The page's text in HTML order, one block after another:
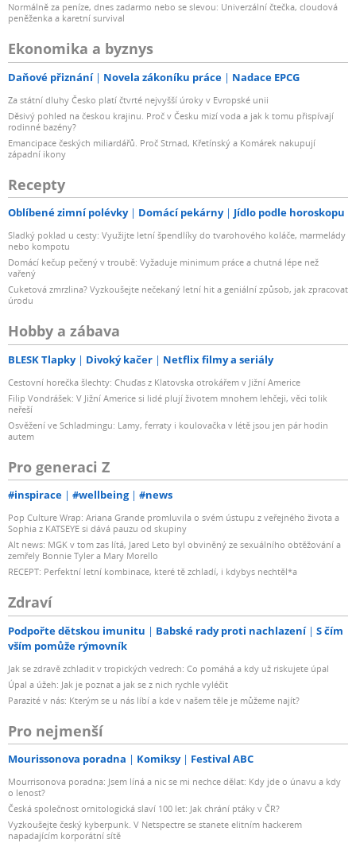
Normálně za peníze, dnes zadarmo nebo se slevou: Univerzální čtečka, cloudová
peněženka a karetní survival
Ekonomika a byznys
Daňové přiznání Novela zákoníku práce Nadace EPCG
Za státní dluhy Česko platí čtvrté nejvyšší úroky v Evropské unii
Děsivý pohled na českou krajinu. Proč v Česku mizí voda a jak k tomu přispívají
rodinné bazény?
Emancipace českých miliardářů. Proč Strnad, Křetínský a Komárek nakupují
západní ikony
Recepty
Oblíbené zimní polévky Domácí pekárny Jídlo podle horoskopu
Sladký poklad u cesty: Využijte letní špendlíky do tvarohového koláče, marmelády
nebo kompotu
Domácí kečup pečený v troubě: Vyžaduje minimum práce a chutná lépe než
vařený
Cuketová zmrzlina? Vyzkoušejte nečekaný letní hit a geniální způsob, jak zpracovat
úrodu
Hobby a zábava
BLESK Tlapky Divoký kačer Netflix filmy a seriály
Cestovní horečka šlechty: Chuďas z Klatovska otrokářem v Jižní Americe
Filip Vondrášek: V Jižní Americe si lidé plují životem mnohem lehčeji, věci tolik
neřeší
Osvěžení ve Schladmingu: Lamy, ferraty i koulovačka v létě jsou jen pár hodin
autem
Pro generaci Z
#inspirace #wellbeing #news
Pop Culture Wrap: Ariana Grande promluvila o svém ústupu z veřejného života a
Sophia z KATSEYE si dává pauzu od skupiny
Alt news: MGK v tom zas lítá, Jared Leto byl obviněný ze sexuálního obtěžování a
zemřely Bonnie Tyler a Mary Morello
RECEPT: Perfektní letní kombinace, které tě zchladí, i kdybys nechtěl*a
Zdraví
Podpořte dětskou imunitu Babské rady proti nachlazení
S čím
vším pomůže rýmovník
Jak se zdravě zchladit v tropických vedrech: Co pomáhá a kdy už riskujete úpal
Úpal a úžeh: Jak je poznat a jak se z nich rychle vyléčit
Parazité v nás: Kterým se u nás líbí a kde v našem těle je můžeme najít?
Pro nejmenší
Mourissonova poradna Komiksy Festival ABC
Mourrisonova poradna: Jsem líná a nic se mi nechce dělat: Kdy jde o únavu a kdy
o lenost?
Česká společnost ornitologická slaví 100 let: Jak chrání ptáky v ČR?
Vyzkoušejte český kyberpunk. V Netspectre se stanete elitním hackerem
napadajícím korporátní sítě